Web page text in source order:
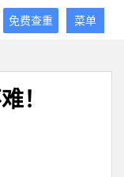
菜单
免费查重
！